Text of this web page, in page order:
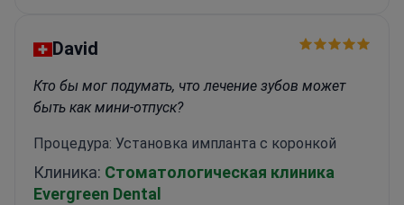
David
Кто бы мог подумать, что лечение зубов может
быть как мини-отпуск?
Процедура: Установка импланта с коронкой
Клиника: Стоматологическая клиника
Evergreen Dental